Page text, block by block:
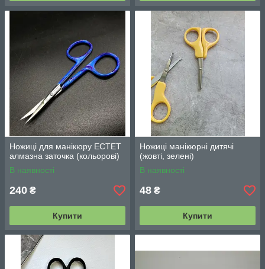
Ножиці для манікюру ЕСТЕТ
алмазна заточка (кольорові)
В наявності
240 ₴
Купити
Ножиці манікюрні дитячі
(жовті, зелені)
В наявності
48 ₴
Купити